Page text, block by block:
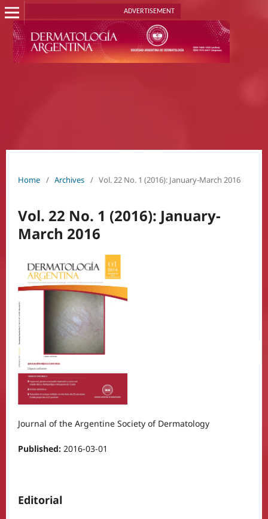
ADVERTISEMENT
Home / Archives / Vol. 22 No. 1 (2016): January-March 2016
Vol. 22 No. 1 (2016): January-
March 2016
Journal of the Argentine Society of Dermatology
Published: 2016-03-01
Editorial